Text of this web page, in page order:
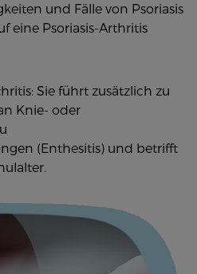
und Fälle von Psoriasis
eine Psoriasis-Arthritis
Sie führt zusätzlich zu
Knie- oder
(Enthesitis) und betrifft